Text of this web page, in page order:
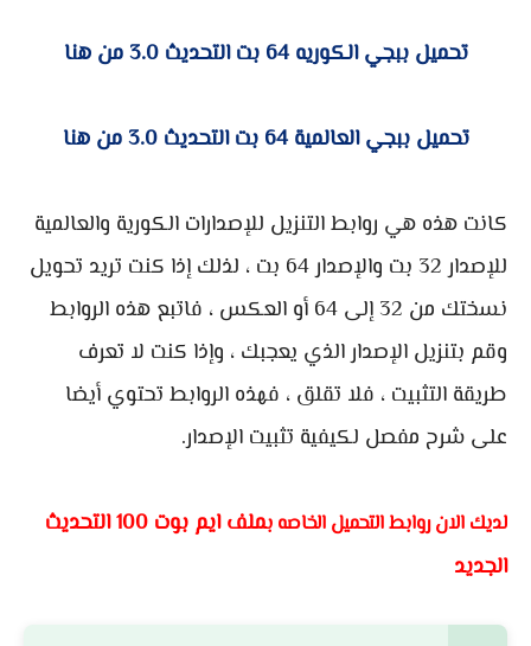
تحميل ببجي الكوريه 64 بت التحديث 3.0 من هنا
تحميل ببجي العالمية 64 بت التحديث 3.0 من هنا
كانت هذه هي روابط التنزيل للإصدارات الكورية والعالمية
للإصدار 32 بت والإصدار 64 بت ، لذلك إذا كنت تريد تحويل
نسختك من 32 إلى 64 أو العكس ، فاتبع هذه الروابط
وقم بتنزيل الإصدار الذي يعجبك ، وإذا كنت لا تعرف
طريقة التثبيت ، فلا تقلق ، فهذه الروابط تحتوي أيضا
على شرح مفصل لكيفية تثبيت الإصدار.
لديك الان روابط التحميل الخاصه ب
ملف ايم بوت 100 التحديث
الجديد